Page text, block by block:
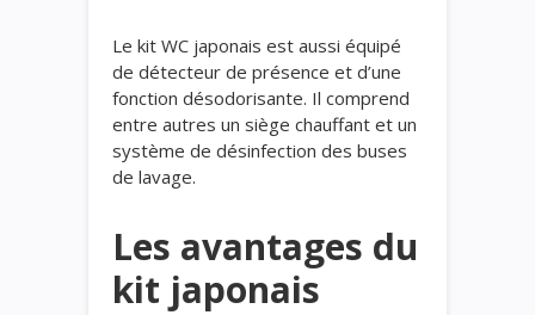
Le kit WC japonais est aussi équipé
de détecteur de présence et d’une
fonction désodorisante. Il comprend
entre autres un siège chauffant et un
système de désinfection des buses
de lavage.
Les avantages du
kit japonais